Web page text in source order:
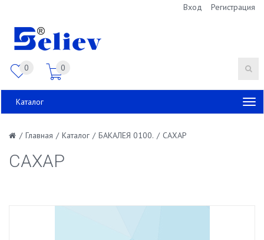
Вход Регистрация
0 0
Каталог
/ Главная / Каталог / БАКАЛЕЯ 0100. / САХАР
САХАР